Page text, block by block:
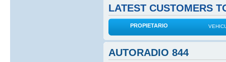
LATEST CUSTOMERS
PROPIETARIO
AUTORADIO 844